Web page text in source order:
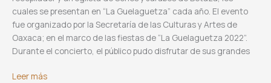
cuales se presentan en “La Guelaguetza” cada año. El evento
fue organizado por la Secretaría de las Culturas y Artes de
Oaxaca; en el marco de las fiestas de “La Guelaguetza 2022”.
Durante el concierto, el público pudo disfrutar de sus grandes
Concierto
Leer más